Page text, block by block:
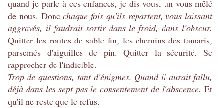
quand je parle à ces enfances, je dis vous, un vous mêlé
de nous. Doncchaque fois qu'ils repartent, vous laissant
aggravés, il faudrait sortir dans le froid, dans l'obscur.
Quitter les routes de sable fin, les chemins des tamaris,
parsemés d'aiguilles de pin. Quitter la sécurité. Se
rapprocher de l'indicible.
Trop de questions, tant d'énigmes. Quand il aurait fallu,
déjà dans les sept pas le consentement de l'abscence. Et
qu'il ne reste que le refus.